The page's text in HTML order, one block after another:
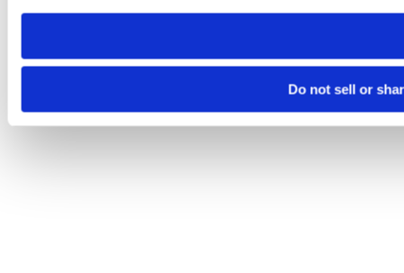
need to be set again.
Do not sell or